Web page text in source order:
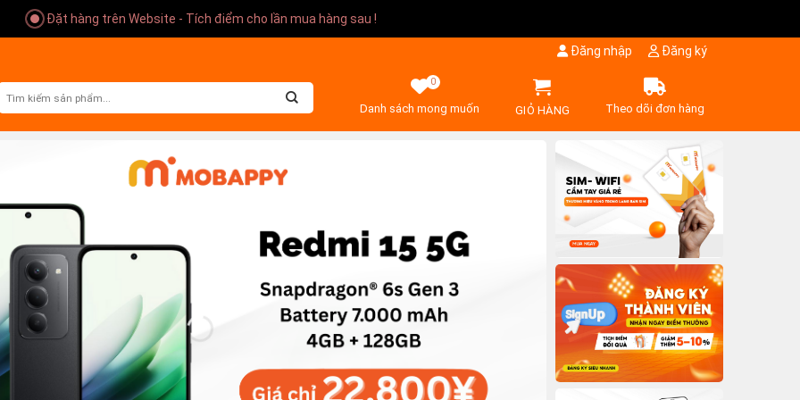
Đặt hàng trên Website - Tích điểm cho lần mua hàng sau !
Đăng nhập Đăng ký
0
Danh sách mong muốn GIỎ HÀNG Theo dõi đơn hàng